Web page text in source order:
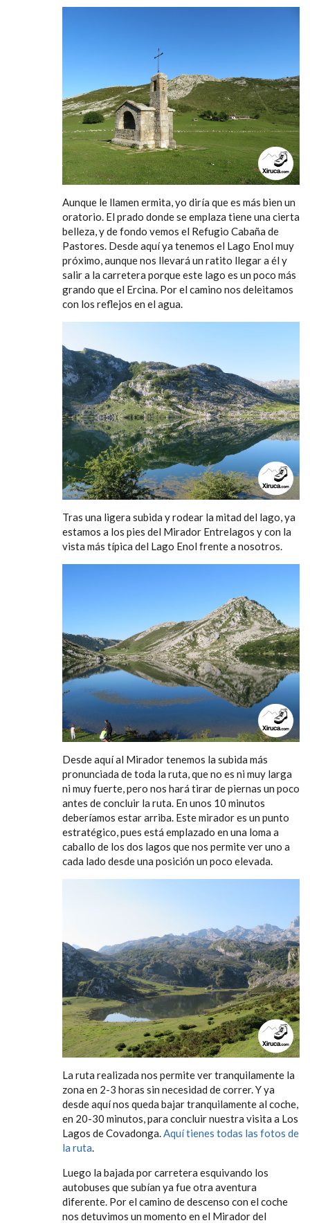
Aunque le llamen ermita, yo diría que es más bien un
oratorio. El prado donde se emplaza tiene una cierta
belleza, y de fondo vemos el Refugio Cabaña de
Pastores. Desde aquí ya tenemos el Lago Enol muy
próximo, aunque nos llevará un ratito llegar a él y
salir a la carretera porque este lago es un poco más
grando que el Ercina. Por el camino nos deleitamos
con los reflejos en el agua.
Tras una ligera subida y rodear la mitad del lago, ya
estamos a los pies del Mirador Entrelagos y con la
vista más típica del Lago Enol frente a nosotros.
Desde aquí al Mirador tenemos la subida más
pronunciada de toda la ruta, que no es ni muy larga
ni muy fuerte, pero nos hará tirar de piernas un poco
antes de concluir la ruta. En unos 10 minutos
deberíamos estar arriba. Este mirador es un punto
estratégico, pues está emplazado en una loma a
caballo de los dos lagos que nos permite ver uno a
cada lado desde una posición un poco elevada.
La ruta realizada nos permite ver tranquilamente la
zona en 2-3 horas sin necesidad de correr. Y ya
desde aquí nos queda bajar tranquilamente al coche,
en 20-30 minutos, para concluir nuestra visita a Los
Lagos de Covadonga. Aquí tienes todas las fotos de
la ruta
Luego la bajada por carretera esquivando los
autobuses que subían ya fue otra aventura
diferente. Por el camino de descenso con el coche
nos detuvimos un momento en el Mirador del